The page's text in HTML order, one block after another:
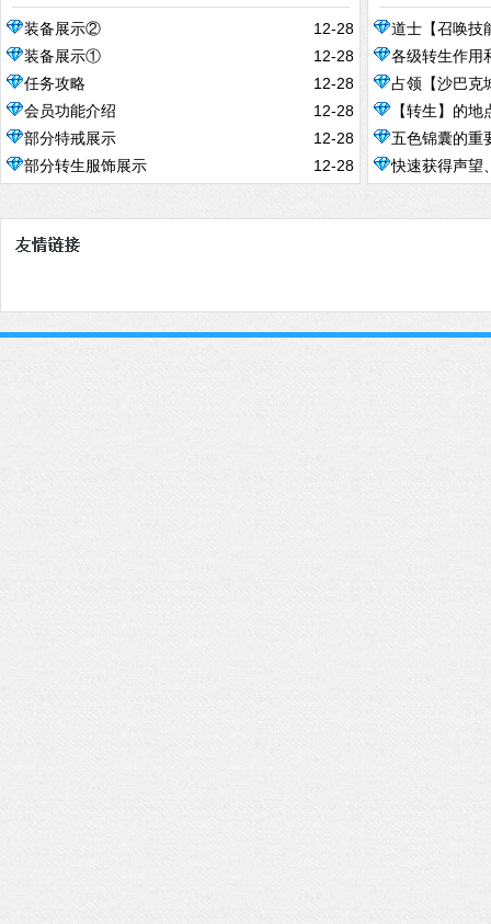
12-28
装备展示②
12-28
装备展示①
12-28
任务攻略
12-28
会员功能介绍
12-28
部分特戒展示
12-28
部分转生服饰展示
道士【召唤技
简介
各级转生作用
占领【沙巴克
【转生】的
五色锦囊的重
快速获得声望